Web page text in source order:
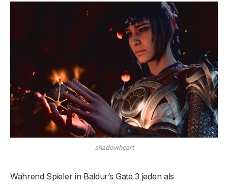
shadowheart
Während Spieler in Baldur’s Gate 3 jeden als